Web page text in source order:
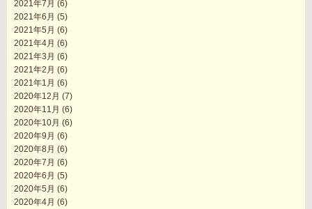
2021年7月 (6)
2021年6月 (5)
2021年5月 (6)
2021年4月 (6)
2021年3月 (6)
2021年2月 (6)
2021年1月 (6)
2020年12月 (7)
2020年11月 (6)
2020年10月 (6)
2020年9月 (6)
2020年8月 (6)
2020年7月 (6)
2020年6月 (5)
2020年5月 (6)
2020年4月 (6)